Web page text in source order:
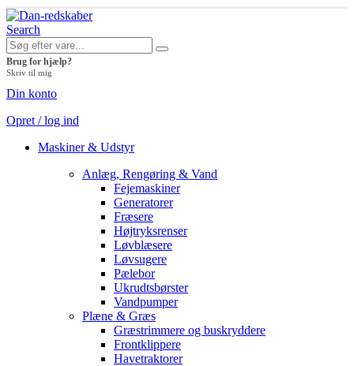
Search
Brug for hjælp?
Skriv til mig
Din konto
Opret / log ind
Maskiner & Udstyr
Anlæg, Rengøring & Vand
Fejemaskiner
Generatorer
Fræsere
Højtryksrenser
Løvblæsere
Løvsugere
Pælebor
Ukrudtsbørster
Vandpumper
Plæne & Græs
Græstrimmere og buskryddere
Frontklippere
Havetraktorer